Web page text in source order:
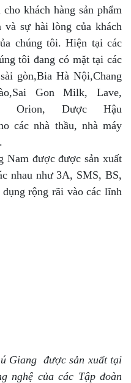
khách hàng sản phẩm
sự hài lòng của khách
chúng tôi. Hiện tại các
tôi đang có mặt tại các
gòn,Bia Hà Nội,Chang
Gon Milk, Lave,
Orion, Dược Hậu
các nhà thầu, nhà máy
Nam được được sản xuất
nhau như 3A, SMS, BS,
rộng rãi vào các lĩnh
Giang được sản xuất tại
nghệ của các Tập đoàn